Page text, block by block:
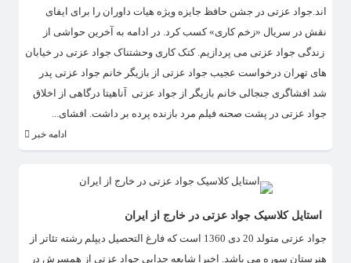
اند.جواد عزتی در جشن حافظ جایزه ویژه هیات داوران را برای ایفای
نقش در سریال «زخم کاری» کسب کرد. در ادامه به آخرین حواشی از
زندگی جواد عزتی می پردازیم. کتک کاری وحشتناک جواد عزتی در خیابان
های تهران درخواست عجیب جواد عزتی از بازیگر خانم جواد عزتی پدر
شد افشاگری جنجالی خانم بازیگر از جواد عزتی آناهیتا درگاهی از اخلاق
جواد عزتی در پشت صحنه فیلم مرد بازنده پرده بر داشت. افشای...
ادامه خبر
استایل کلاسیک جواد عزتی در خارج از ایران
جواد عزتی متولد 20 دی 1360 است که فارغ التحصیل دیپلم رشته تئاتر از
هنرستان سوره می باشد. اخیرا شایعه جدایی جواد عزتی از همسرش در